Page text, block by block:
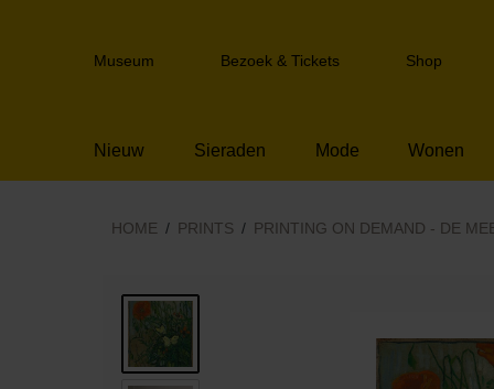
Spring
Header
Museum Bezoek & Tickets Shop
Nieuw Sieraden Mode Wonen
HOME PRINTS PRINTING ON DEMAND - DE